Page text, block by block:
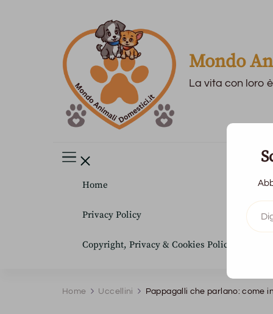
Mondo
La vita con loro
Home
Privacy Policy
Copyright, Privacy & Cookies Policy
Home Uccellini Pappagalli che parlano: come
Digita
tua